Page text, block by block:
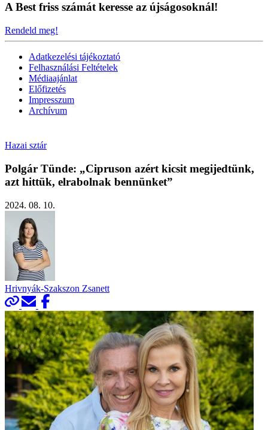
A Best friss számát keresse az újságosoknál!
Rendeld meg!
Adatkezelési tájékoztató
Felhasználási Feltételek
Médiaajánlat
Előfizetés
Impresszum
Archívum
Hazai sztár
Polgár Tünde: „Cipruson azért kicsit megijedtünk,
azt hittük, elrabolnak bennünket”
2024. 08. 10.
Hrivnyák-Szakszon Zsanett